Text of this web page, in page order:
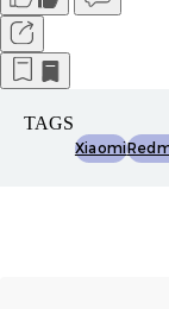
TAGS
Xiaomi